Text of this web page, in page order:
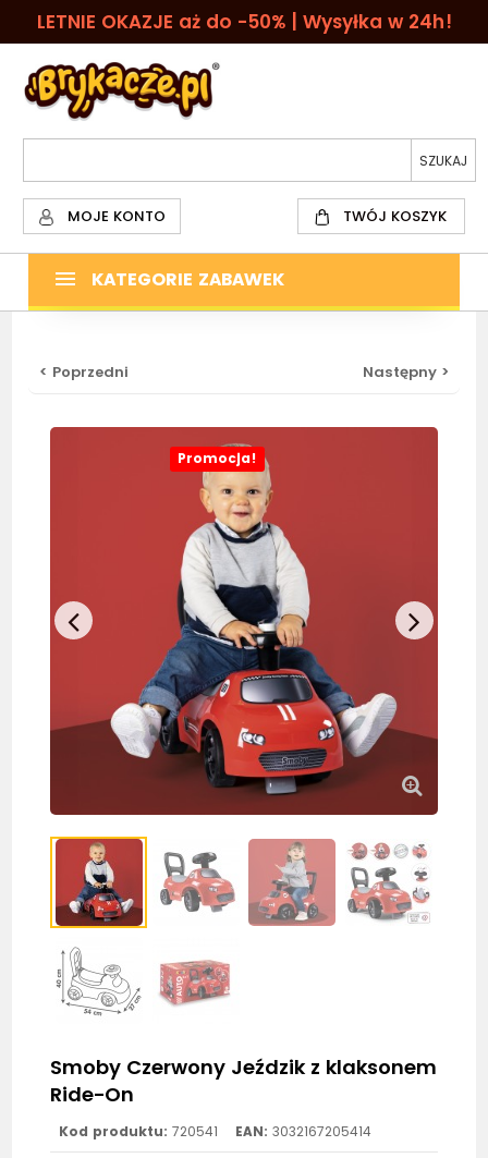
LETNIE OKAZJE aż do -50% | Wysyłka w 24h!
MOJE KONTO TWÓJ KOSZYK
KATEGORIE ZABAWEK
< Poprzedni Następny >
Promocja!
Smoby Czerwony Jeździk z klaksonem
Ride-On
Kod produktu: 720541 EAN: 3032167205414